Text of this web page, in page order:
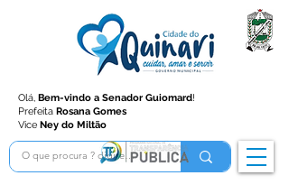
Olá, Bem-vindo a Senador Guiomard!
Prefeita Rosana Gomes
Vice Ney do Miltão